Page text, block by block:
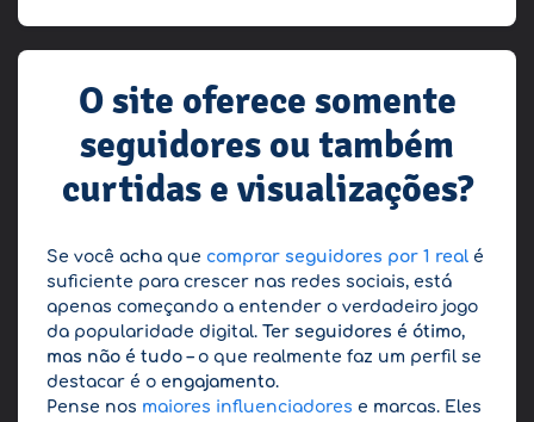
O site oferece somente
seguidores ou também
curtidas e visualizações?
Se você acha que comprar seguidores por 1 real é
suficiente para crescer nas redes sociais, está
apenas começando a entender o verdadeiro jogo
da popularidade digital. Ter seguidores é ótimo,
mas não é tudo – o que realmente faz um perfil se
destacar é o engajamento.
Pense nos maiores influenciadores e marcas. Eles